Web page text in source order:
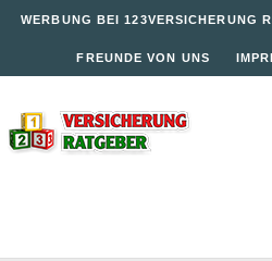
WERBUNG BEI 123VERSICHERUNG
FREUNDE VON UNS